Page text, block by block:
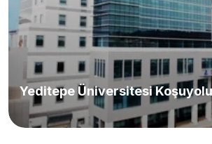
Yeditepe Üniversitesi